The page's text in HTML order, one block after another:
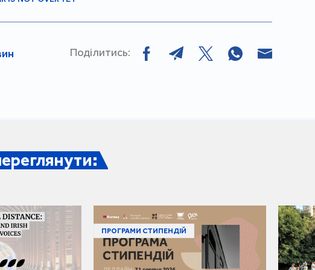
Поділитись:
ПРОГРАМИ СТИПЕНДІЙ